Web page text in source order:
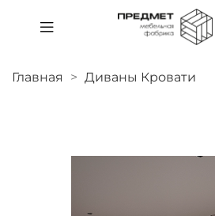
Главная Диваны Кровати